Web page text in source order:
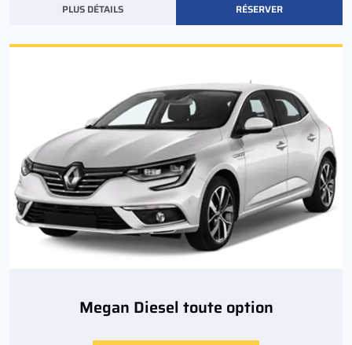
PLUS DÉTAILS RÉSERVER
Megan Diesel toute option